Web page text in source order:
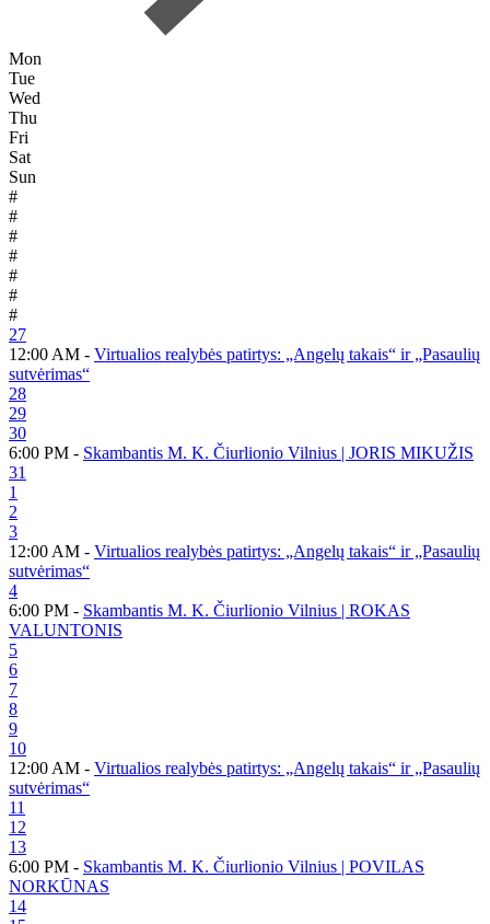
Mon
Tue
Wed
Thu
Fri
Sat
Sun
#
#
#
#
#
#
#
27
12:00 AM - Virtualios realybės patirtys: „Angelų takais“ ir „Pasaulių
sutvėrimas“
28
29
30
6:00 PM - Skambantis M. K. Čiurlionio Vilnius | JORIS MIKUŽIS
31
1
2
3
12:00 AM - Virtualios realybės patirtys: „Angelų takais“ ir „Pasaulių
sutvėrimas“
4
6:00 PM - Skambantis M. K. Čiurlionio Vilnius | ROKAS
VALUNTONIS
5
6
7
8
9
10
12:00 AM - Virtualios realybės patirtys: „Angelų takais“ ir „Pasaulių
sutvėrimas“
11
12
13
6:00 PM - Skambantis M. K. Čiurlionio Vilnius | POVILAS
NORKŪNAS
14